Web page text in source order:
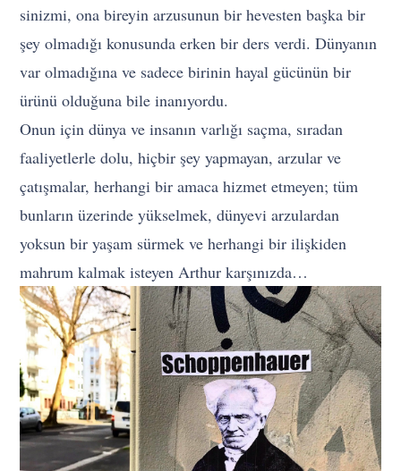
sinizmi, ona bireyin arzusunun bir hevesten başka bir
şey olmadığı konusunda erken bir ders verdi. Dünyanın
var olmadığına ve sadece birinin hayal gücünün bir
ürünü olduğuna bile inanıyordu.
Onun için dünya ve insanın varlığı saçma, sıradan
faaliyetlerle dolu, hiçbir şey yapmayan, arzular ve
çatışmalar, herhangi bir amaca hizmet etmeyen; tüm
bunların üzerinde yükselmek, dünyevi arzulardan
yoksun bir yaşam sürmek ve herhangi bir ilişkiden
mahrum kalmak isteyen Arthur karşınızda…